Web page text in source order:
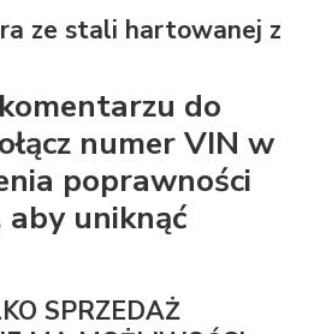
ze stali hartowanej z
do
numer VIN w
poprawności
aby uniknąć
SPRZEDAŻ